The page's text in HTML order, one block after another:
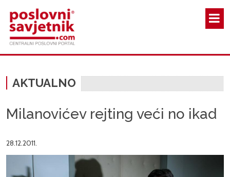
AKTUALNO
Milanovićev rejting veći no ikad
28.12.2011.